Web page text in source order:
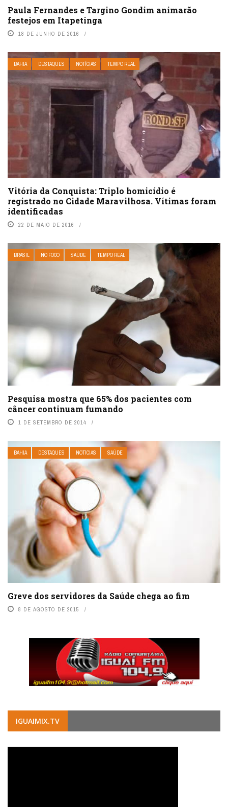
Paula Fernandes e Targino Gondim animarão
festejos em Itapetinga
18 DE JUNHO DE 2016
BAHIA DESTAQUES NOTÍCIAS TEMPO REAL
Vitória da Conquista: Triplo homicídio é
registrado no Cidade Maravilhosa. Vítimas foram
identificadas
22 DE MAIO DE 2016
BRASIL NO FOCO SAÚDE TEMPO REAL
Pesquisa mostra que 65% dos pacientes com
câncer continuam fumando
1 DE SETEMBRO DE 2014
BAHIA DESTAQUES NOTÍCIAS SAÚDE
Greve dos servidores da Saúde chega ao fim
8 DE AGOSTO DE 2015
IGUAIMIX.TV